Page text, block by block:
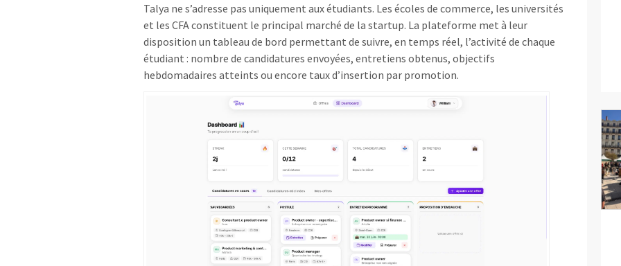
Talya ne s’adresse pas uniquement aux étudiants. Les écoles de commerce, les universités
et les CFA constituent le principal marché de la startup. La plateforme met à leur
disposition un tableau de bord permettant de suivre, en temps réel, l’activité de chaque
étudiant : nombre de candidatures envoyées, entretiens obtenus, objectifs
hebdomadaires atteints ou encore taux d’insertion par promotion.